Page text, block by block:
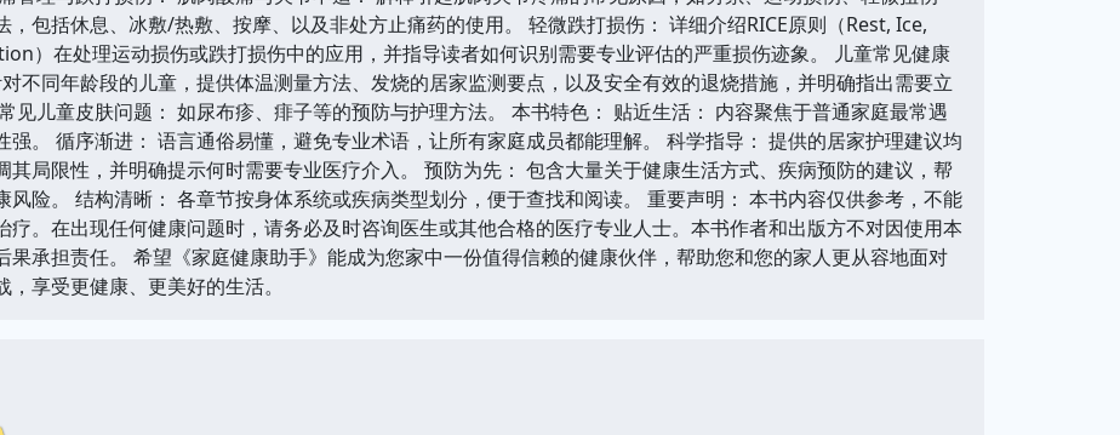
，包括休息、冰敷/热敷、按摩、以及非处方止痛药的使用。 轻微跌打损伤： 详细介绍RICE原则（Rest, Ice,
）在处理运动损伤或跌打损伤中的应用，并指导读者如何识别需要专业评估的严重损伤迹象。 儿童常见健康
不同年龄段的儿童，提供体温测量方法、发烧的居家监测要点，以及安全有效的退烧措施，并明确指出需要立
见儿童皮肤问题： 如尿布疹、痱子等的预防与护理方法。 本书特色： 贴近生活： 内容聚焦于普通家庭最常遇
强。 循序渐进： 语言通俗易懂，避免专业术语，让所有家庭成员都能理解。 科学指导： 提供的居家护理建议均
其局限性，并明确提示何时需要专业医疗介入。 预防为先： 包含大量关于健康生活方式、疾病预防的建议，帮
风险。 结构清晰： 各章节按身体系统或疾病类型划分，便于查找和阅读。 重要声明： 本书内容仅供参考，不能
疗。在出现任何健康问题时，请务必及时咨询医生或其他合格的医疗专业人士。本书作者和出版方不对因使用本
果承担责任。 希望《家庭健康助手》能成为您家中一份值得信赖的健康伙伴，帮助您和您的家人更从容地面对
享受更健康、更美好的生活。